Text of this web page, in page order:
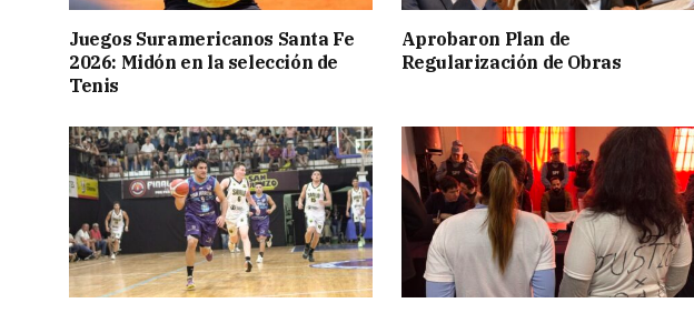
Juegos Suramericanos Santa Fe
2026: Midón en la selección de
Tenis
Aprobaron Plan de
Regularización de Obras